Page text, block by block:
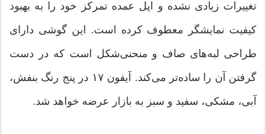
تغییرات زیادی نشده و اپل عمده تمرکز خود را به بهبود
کیفیت نمایشگر معطوف کرده است. این گوشی دارای
طراحی لبه‌های صاف و منحنی‌شکل است که در دست
گرفتن آن را ساده‌تر می‌کند. آیفون ۱۷ در پنج رنگ بنفش،
آبی، مشکی، سفید و سبز به بازار عرضه خواهد شد.